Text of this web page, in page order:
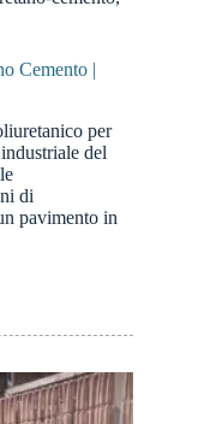
Cemento |
per
del
di
pavimento in